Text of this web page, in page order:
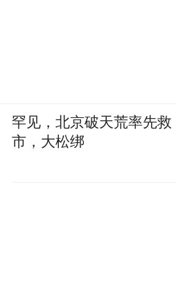
罕见，北京破天荒率先救
市，大松绑